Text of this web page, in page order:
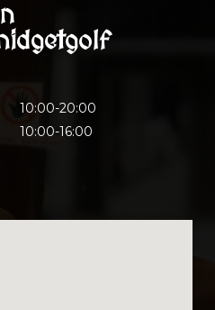
10:00-20:00
10:00-16:00